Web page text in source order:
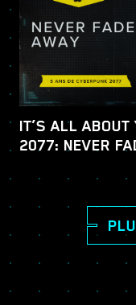
IT’S ALL
2077: NEVER